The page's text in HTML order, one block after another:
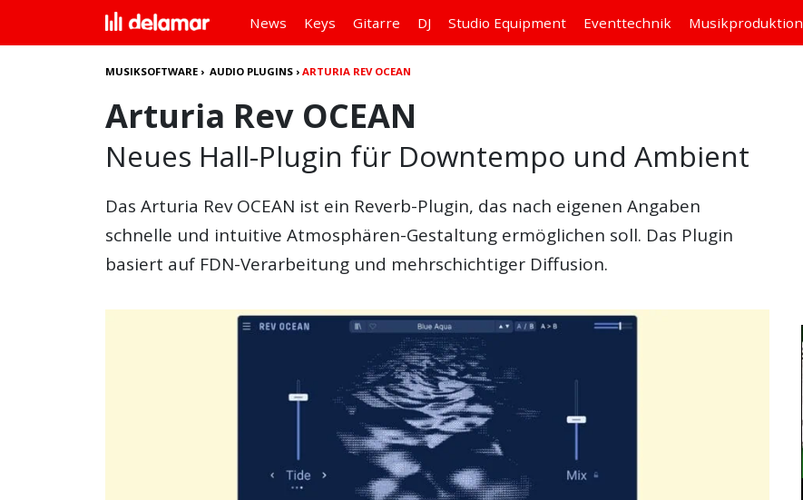
News Keys Gitarre DJ Studio Equipment Eventtechnik Musikproduktion
MUSIKSOFTWARE ›AUDIO PLUGINS ›ARTURIA REV OCEAN
Arturia Rev OCEAN
Neues Hall-Plugin für Downtempo und Ambient
DasArturia Rev OCEAN ist ein Reverb-Plugin, das nach eigenen Angaben
schnelle und intuitive Atmosphären-Gestaltung ermöglichen soll. Das Plugin
basiert auf FDN-Verarbeitung und mehrschichtiger Diffusion.